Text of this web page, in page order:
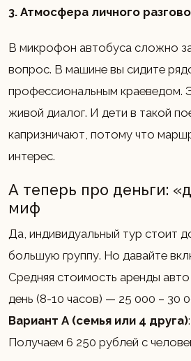
3. Атмосфера личного
В микрофон автобуса сложно
вопрос. В машине вы сидите
профессиональным краеведом.
живой диалог. И дети в такой
капризничают, потому что
интерес.
А теперь про деньги:
миф
Да, индивидуальный тур стоит
большую группу. Но давайте
Средняя стоимость аренды
день (8-10 часов) — 25 000 – 30
Вариант А (семья или 4 друга)
Получаем 6 250 рублей с